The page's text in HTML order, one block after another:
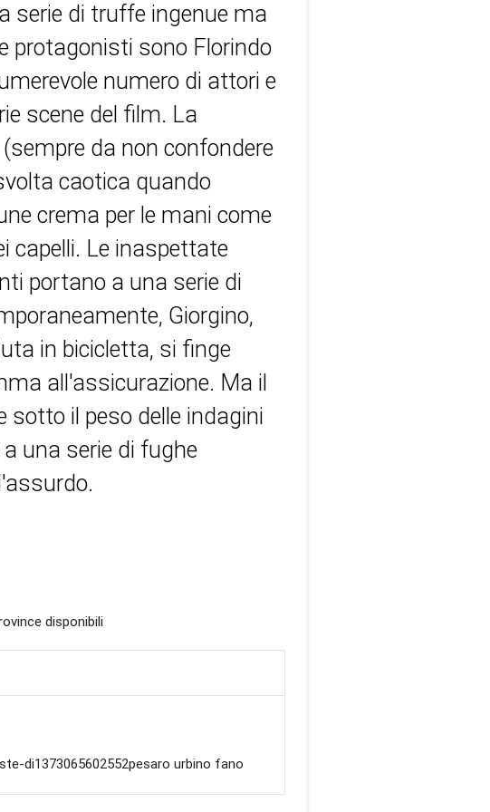
serie di truffe ingenue ma
protagonisti sono Florindo
numero di attori e
scene del film. La
da non confondere
caotica quando
crema per le mani come
capelli. Le inaspettate
portano a una serie di
Giorgino,
in bicicletta, si finge
all'assicurazione. Ma il
sotto il peso delle indagini
una serie di fughe
disponibili
di1373065602552pesaro urbino fano